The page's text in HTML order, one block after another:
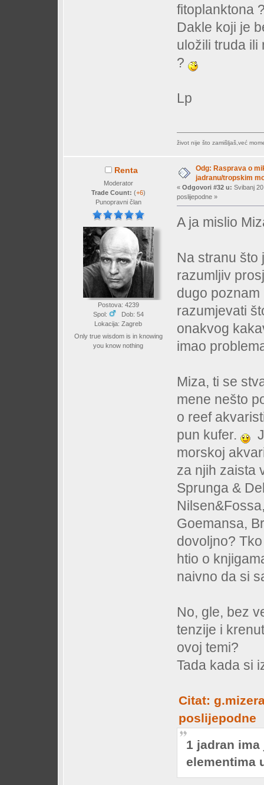
fitoplanktona
Dakle koji je
uložili truda ili
?
Lp
život nije što zamišljaš,već
Renta
Moderator
Trade Count: (+6)
Punopravni član
Postova: 4239
Spol:
Dob: 54
Lokacija: Zagreb
Only true wisdom is in knowing
you know nothing
Odg: Rasprava o
jadranu/tropskim
« Odgovori #32 u: Svibanj
poslijepodne »
A ja mislio
Na stranu što
razumljiv
dugo
razumjevati
onakvog
imao
Miza, ti se
mene nešto
o reef
pun kufer.
morskoj
za njih zaista
Sprunga &
Goemansa,
dovoljno?
htio o
naivno da si
No, gle, bez
tenzije i
ovoj temi?
Tada kada si
Citat:
poslijepodne
1 jadran
elementima